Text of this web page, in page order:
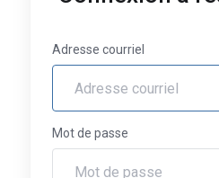
Adresse courriel
Mot de passe